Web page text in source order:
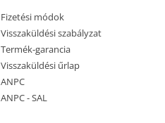
Fizetési módok
Visszaküldési szabályzat
Termék-garancia
Visszaküldési űrlap
ANPC
ANPC - SAL